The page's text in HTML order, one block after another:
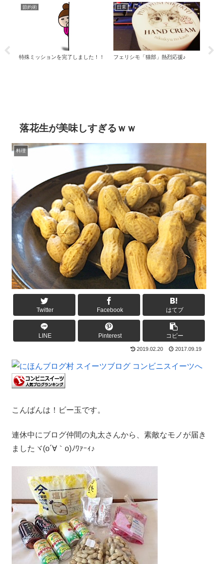
節約術
特殊ミッションを完了しました！！
日常
フェリシモ「猫部」熱烈応援♪
落花生が美味しすぎるｗｗ
料理
Twitter Facebook はてブ
LINE Pinterest コピー
2019.02.20 2017.09.19
こんばんは！ビー玉です。
連休中にブログ仲間の丸太さんから、素敵なモノが届き
ましたヾ(o´∀｀o)ﾉﾜｧｰｨ♪